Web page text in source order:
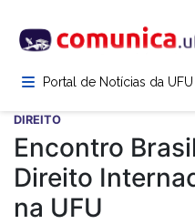
para
conteúdoPortal de Notícias da UFU
DIREITO
Encontro
Direito
na UFU